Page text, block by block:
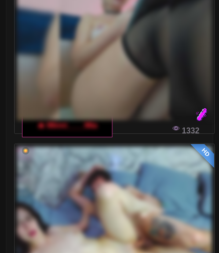
noszeniu i dotykaniu.
WŁOSKI CZAT DLA DOROSŁYCH: ODKRYJ
PRZEŻYCIA ONLINE NA NAJWYŻSZYM
doznań online. Odkryj, jak za pomocą swojego
smartfona przeżyć emocjonujące chwile z
włoskimi modelkami!
ŚWIAT WIRTUALNEJ ROZKOSZY: NOWA
ERA WŁOSKICH CZATÓW DLA DOROSŁYCH
Czaty dla dorosłych przenoszą się na wyższy
poziom, a Włochy wcale nie pozostają w tyle.
Wykorzystanie technologii wirtualnej
rzeczywistości na włoskich czatach dla dorosłych
🔥 Minni____Mia
1332
HD